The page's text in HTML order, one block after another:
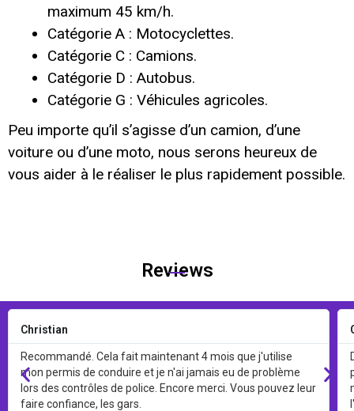
maximum 45 km/h.
Catégorie A : Motocyclettes.
Catégorie C : Camions.
Catégorie D : Autobus.
Catégorie G : Véhicules agricoles.
Peu importe qu’il s’agisse d’un camion, d’une
voiture ou d’une moto, nous serons heureux de
vous aider à le réaliser le plus rapidement possible.
Reviews
Christian
Recommandé. Cela fait maintenant 4 mois que j'utilise
mon permis de conduire et je n'ai jamais eu de problème
lors des contrôles de police. Encore merci. Vous pouvez leur
faire confiance, les gars.